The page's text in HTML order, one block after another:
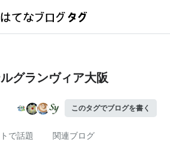
グランヴィア大阪
このタグでブログを書く
で話題 関連ブログ